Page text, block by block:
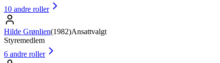
10 andre roller
Hilde Grønlien(1982)Ansattvalgt
Styremedlem
6 andre roller